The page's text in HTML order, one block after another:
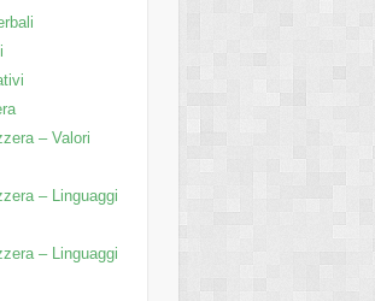
– Valori
– Linguaggi
– Linguaggi